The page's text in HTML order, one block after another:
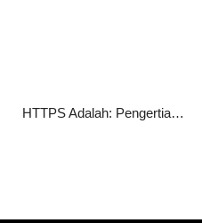
HTTPS Adalah: Pengertian, Fungsi, Cara Kerja, serta Manfaatnya bagi Website